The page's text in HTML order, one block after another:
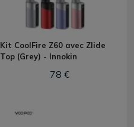
Kit CoolFire Z60 avec Zlide
Top (Grey) - Innokin
78 €